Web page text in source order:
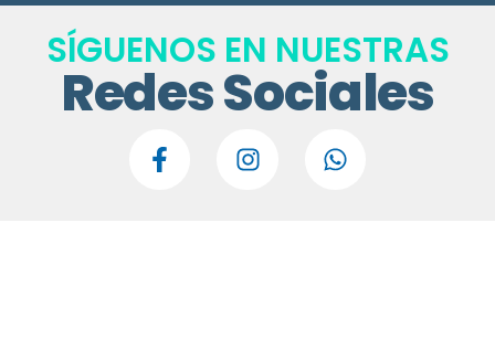
SÍGUENOS EN NUESTRAS
Redes Sociales